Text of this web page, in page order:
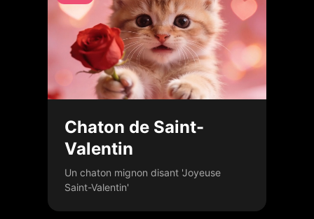
Chaton de Saint-
Valentin
Un chaton mignon disant 'Joyeuse
Saint-Valentin'